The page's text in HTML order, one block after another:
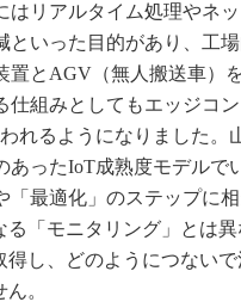
はリアルタイム処理やネ
といった目的があり、工
置とAGV（無人搬送車）
仕組みとしてもエッジコ
れるようになりました。
あったIoT成熟度モデルで
「最適化」のステップに
「モニタリング」とは異
得し、どのようにつない
。